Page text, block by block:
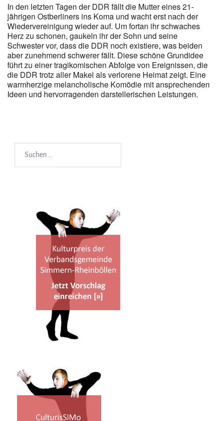
In den letzten Tagen der DDR fällt die Mutter eines 21-
jährigen Ostberliners ins Koma und wacht erst nach der
Wiedervereinigung wieder auf. Um fortan ihr schwaches
Herz zu schonen, gaukeln ihr der Sohn und seine
Schwester vor, dass die DDR noch existiere, was beiden
aber zunehmend schwerer fällt. Diese schöne Grundidee
führt zu einer tragikomischen Abfolge von Ereignissen, die
die DDR trotz aller Makel als verlorene Heimat zeigt. Eine
warmherzige melancholische Komödie mit ansprechenden
Ideen und hervorragenden darstellerischen Leistungen.